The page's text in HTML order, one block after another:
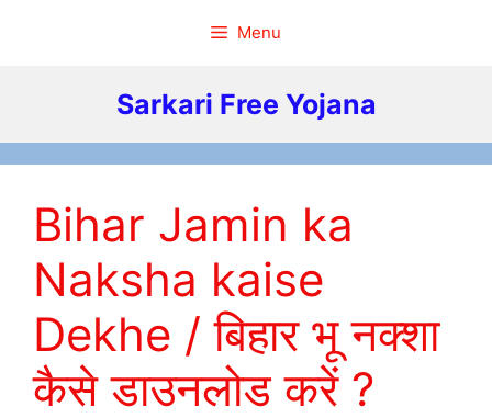
Menu
Sarkari Free Yojana
Bihar Jamin ka
Naksha kaise
Dekhe / बिहार भू नक्शा
कैसे डाउनलोड करें ?